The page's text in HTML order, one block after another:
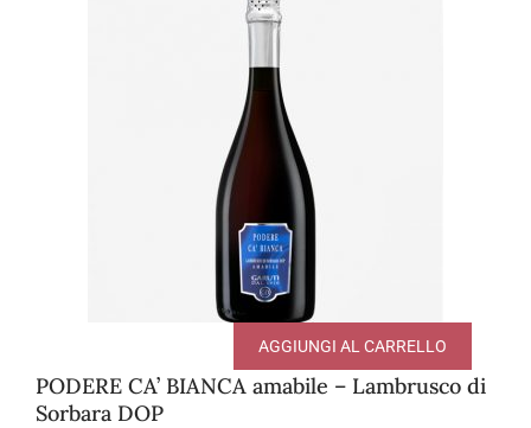
PODERE CA’ BIANCA amabile – Lambrusco di
Sorbara DOP
AGGIUNGI AL CARRELLO